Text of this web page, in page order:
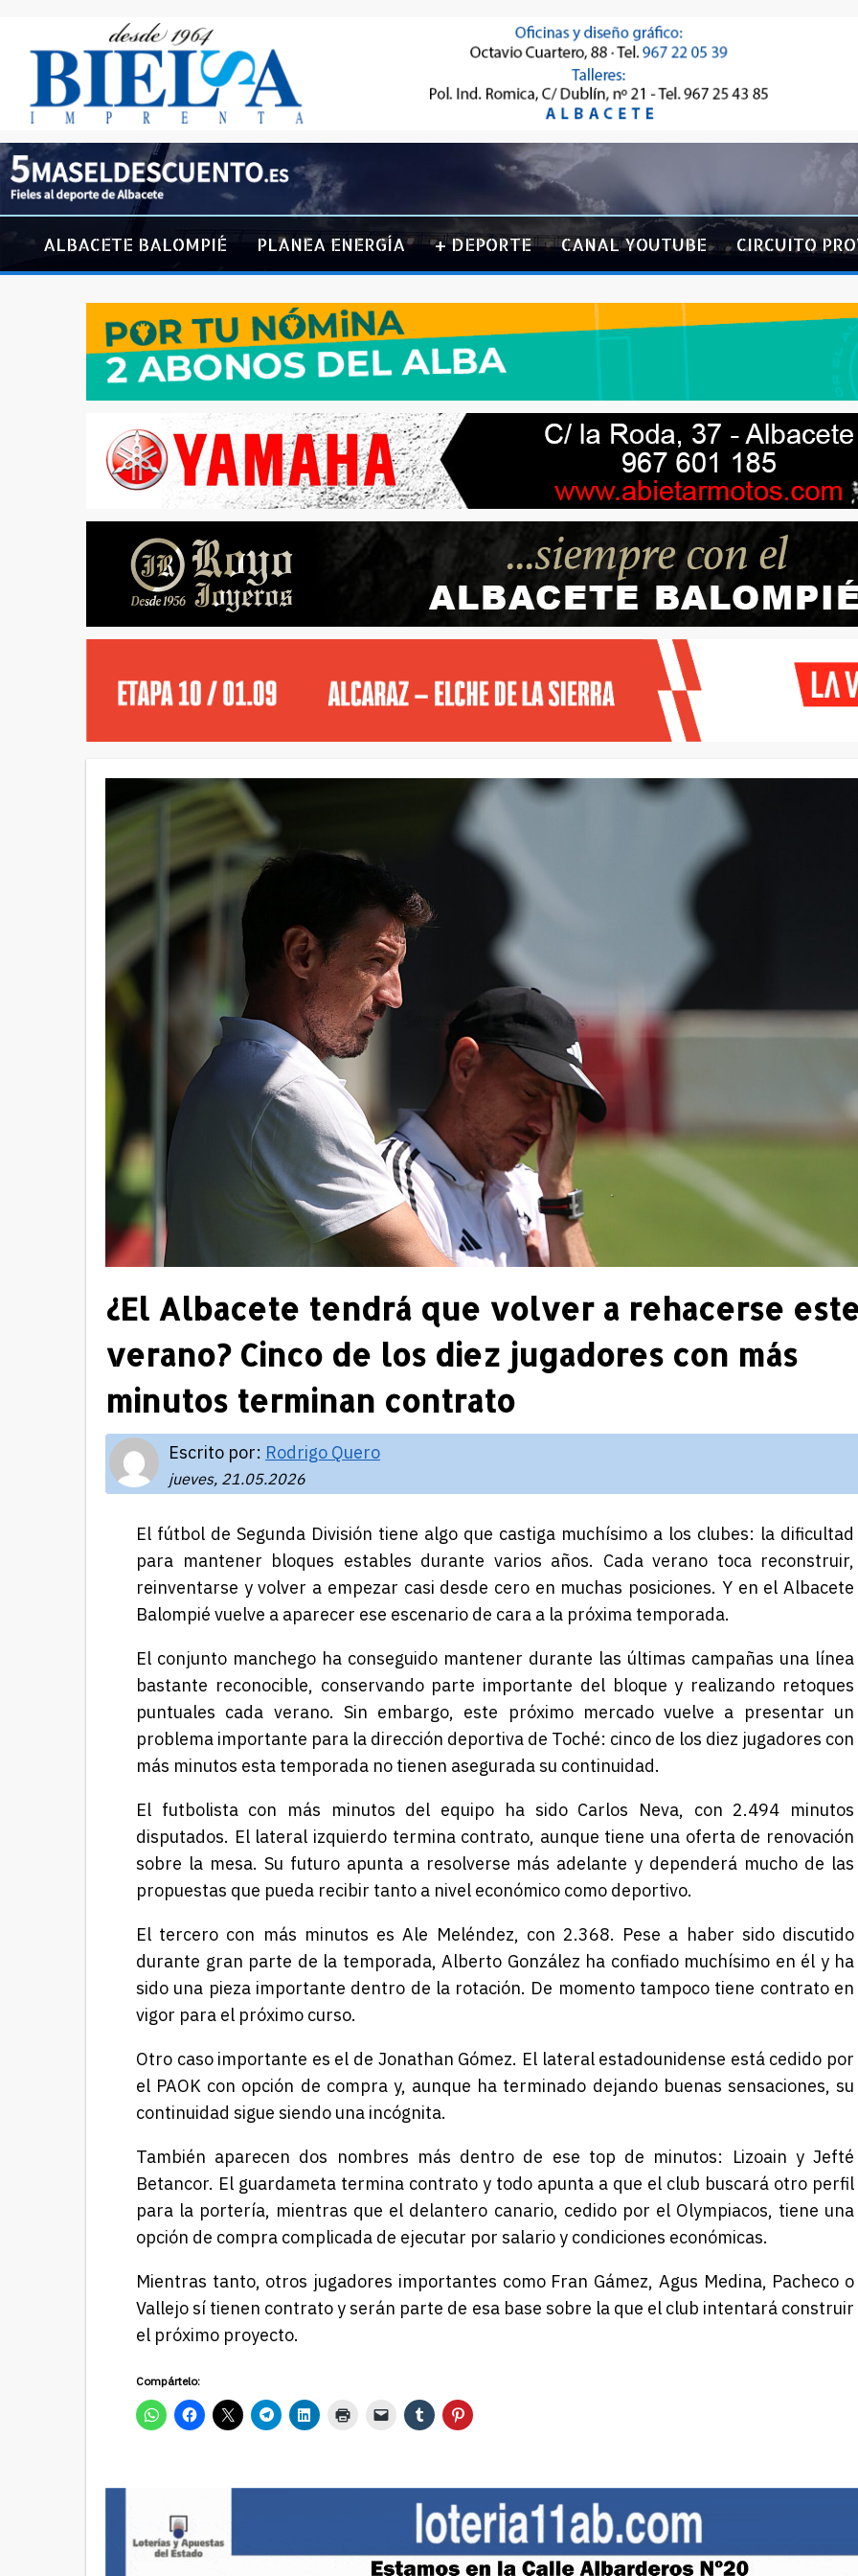
ALBACETE BALOMPIÉ PLANEA ENERGÍA + DEPORTE CANAL YOUTUBE CIRCUITO
¿El Albacete tendrá que volver a rehacerse
verano? Cinco de los diez jugadores con más
minutos terminan contrato
Escrito por: Rodrigo Quero
jueves, 21.05.2026
El fútbol de Segunda División tiene algo que castiga muchísimo a los clubes: la dificultad
para mantener bloques estables durante varios años. Cada verano toca reconstruir,
reinventarse y volver a empezar casi desde cero en muchas posiciones. Y en el Albacete
Balompié vuelve a aparecer ese escenario de cara a la próxima temporada.
El conjunto manchego ha conseguido mantener durante las últimas campañas una línea
bastante reconocible, conservando parte importante del bloque y realizando retoques
puntuales cada verano. Sin embargo, este próximo mercado vuelve a presentar un
problema importante para la dirección deportiva de Toché: cinco de los diez jugadores con
más minutos esta temporada no tienen asegurada su continuidad.
El futbolista con más minutos del equipo ha sido Carlos Neva, con 2.494 minutos
disputados. El lateral izquierdo termina contrato, aunque tiene una oferta de renovación
sobre la mesa. Su futuro apunta a resolverse más adelante y dependerá mucho de las
propuestas que pueda recibir tanto a nivel económico como deportivo.
El tercero con más minutos es Ale Meléndez, con 2.368. Pese a haber sido discutido
durante gran parte de la temporada, Alberto González ha confiado muchísimo en él y ha
sido una pieza importante dentro de la rotación. De momento tampoco tiene contrato en
vigor para el próximo curso.
Otro caso importante es el de Jonathan Gómez. El lateral estadounidense está cedido por
el PAOK con opción de compra y, aunque ha terminado dejando buenas sensaciones, su
continuidad sigue siendo una incógnita.
También aparecen dos nombres más dentro de ese top de minutos: Lizoain y Jefté
Betancor. El guardameta termina contrato y todo apunta a que el club buscará otro perfil
para la portería, mientras que el delantero canario, cedido por el Olympiacos, tiene una
opción de compra complicada de ejecutar por salario y condiciones económicas.
Mientras tanto, otros jugadores importantes como Fran Gámez, Agus Medina, Pacheco o
Vallejo sí tienen contrato y serán parte de esa base sobre la que el club intentará construir
el próximo proyecto.
Compártelo: